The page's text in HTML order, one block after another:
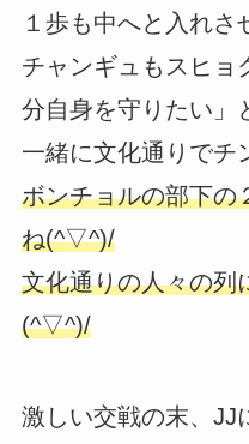
１歩も中へと入れさ
チャンギュもスヒョ
分自身を守りたい」
一緒に文化通りでチ
ボンチョルの部下の
ね(^▽^)/
文化通りの人々の列
(^▽^)/
激しい交戦の末、JJ